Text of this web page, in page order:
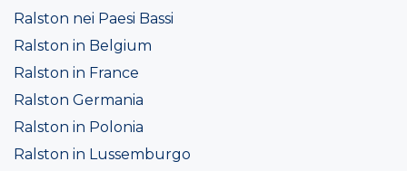
Ralston nei Paesi Bassi
Ralston in Belgium
Ralston in France
Ralston Germania
Ralston in Polonia
Ralston in Lussemburgo